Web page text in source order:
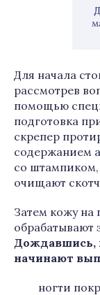
Для начала
рассмотрев
помощью
подготовка
скрепер
содержанием
со
очищают
Затем кожу на
обрабатывают
Дождавшись,
начинают
ногти